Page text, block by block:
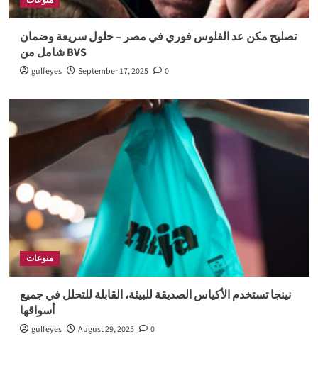
تصليح مكن عد الفلوس فوري في مصر – حلول سريعة وضمان
شامل من BVS
gulfeyes September 17, 2025 0
منوعات
نينجا تستخدم الأكياس الصديقة للبيئة، القابلة للتحلل في جميع
أسواقها
gulfeyes August 29, 2025 0